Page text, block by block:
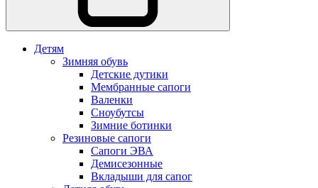
Детям
Зимняя обувь
Детские дутики
Мембранные сапоги
Валенки
Сноубутсы
Зимние ботинки
Резиновые сапоги
Сапоги ЭВА
Демисезонные
Вкладыши для сапог